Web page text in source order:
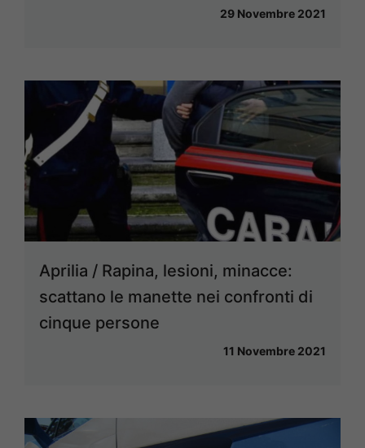
29 Novembre 2021
Aprilia / Rapina, lesioni, minacce:
scattano le manette nei confronti di
cinque persone
11 Novembre 2021